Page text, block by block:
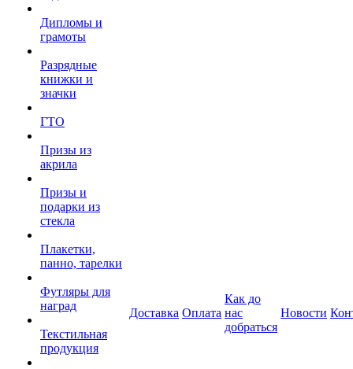
Дипломы и
грамоты
Разрядные
книжки и
значки
ГТО
Призы из
акрила
Призы и
подарки из
стекла
Плакетки,
панно, тарелки
Футляры для
наград
Текстильная
продукция
Доставка Оплата
Как до
нас
добраться
Новости